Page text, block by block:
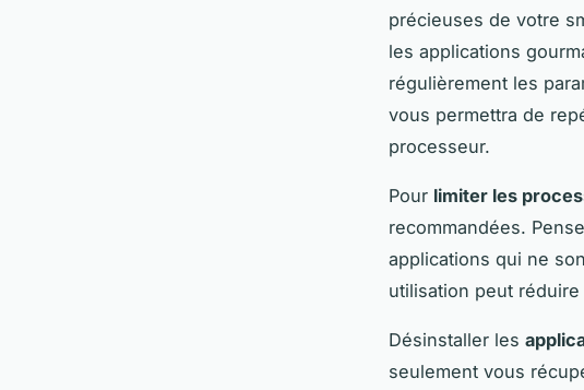
précieuses de votre
les applications
régulièrement les
vous permettra de
processeur.
Pour limiter les
recommandées.
applications qui ne
utilisation peut
Désinstaller les
seulement vous